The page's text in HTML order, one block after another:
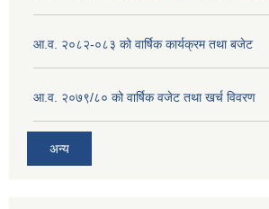
आ.व. २०८२-०८३ को वार्षिक कार्यक्रम तथा बजेट
आ.व. २०७९/८० को वार्षिक वजेट तथा खर्च विवरण
अन्य